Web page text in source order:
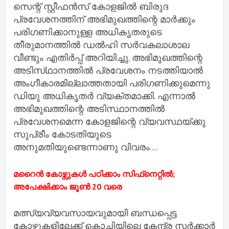
സെന്റ് സ്റ്റീഫൻസ് കോളജിൽ ബിരുദ
പ്രവേശന‌ത്തിന് അഭിമുഖത്തിന്റെ മാർക്കും
പരിഗണിക്കാനുള്ള അധികൃതരുടെ
തീരുമാന‌ത്തിൽ ഡൽഹി സർവകലാശാല
വീണ്ടും എതിർപ്പ് അറിയിച്ചു. അഭിമുഖത്തിന്റെ
അടിസ‌്ഥാനത്തിൽ പ്ര‌‌‌‌വേശനം നടത്തിയാൽ
അംഗീകാരമില്ലാത്തതായി പരിഗണിക്കുമെന്നു
ഡിയു അധികൃതർ വ്യക്തമാക്കി. എന്നാൽ
അഭിമുഖത്തിന്റെ അടിസ്ഥാനത്തിൽ
പ്രവേശനമെന്ന കോളജിന്റെ വ്യവസ്ഥയ്ക്കു
സുപ്രീം കോടതിയുടെ
അനുമതിയുണ്ടെന്നാണു വിവരം....
മറൈൻ കോഴ്സുകൾ പഠിക്കാം സിഫ്‌നെറ്റിൽ;
അപേക്ഷിക്കാം ജൂൺ 20 വരെ
മത്സ്യവ്യവസായവുമായി ബന്ധപ്പെട്ട
കോഴ്സുകളിലേക്ക് കൊച്ചിയിലെ കേന്ദ്ര സർക്കാർ